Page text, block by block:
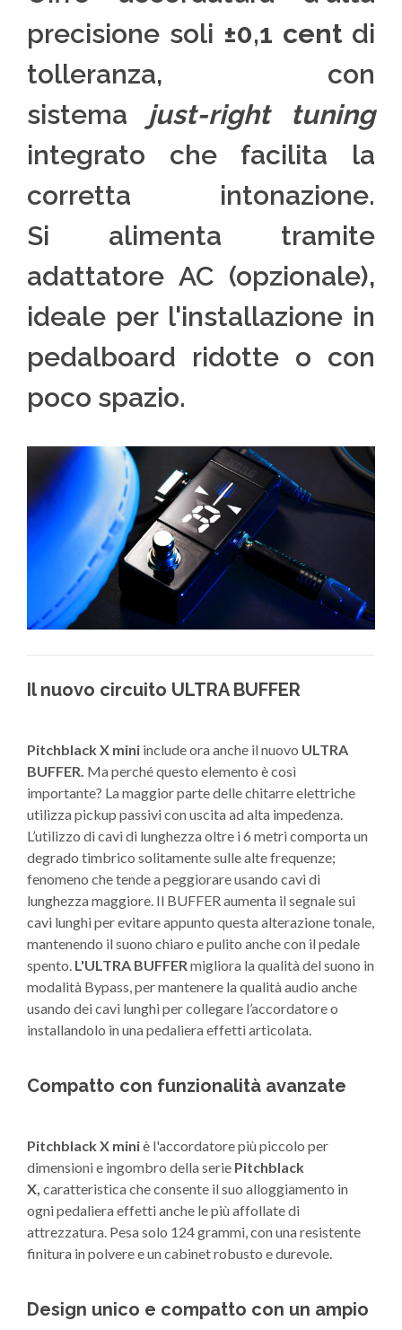
precisione soli ±0,1 cent di
tolleranza, con
sistema just-right tuning
integrato che facilita la
corretta intonazione.
Si alimenta tramite
adattatore AC (opzionale),
ideale per l'installazione in
pedalboard ridotte o con
poco spazio.
Il nuovo circuito ULTRA BUFFER
Pitchblack X mini include ora anche il nuovo ULTRA
BUFFER. Ma perché questo elemento è così
importante? La maggior parte delle chitarre elettriche
utilizza pickup passivi con uscita ad alta impedenza.
L’utilizzo di cavi di lunghezza oltre i 6 metri comporta un
degrado timbrico solitamente sulle alte frequenze;
fenomeno che tende a peggiorare usando cavi di
lunghezza maggiore. Il BUFFER aumenta il segnale sui
cavi lunghi per evitare appunto questa alterazione tonale,
mantenendo il suono chiaro e pulito anche con il pedale
spento. L'ULTRA BUFFER migliora la qualità del suono in
modalità Bypass, per mantenere la qualità audio anche
usando dei cavi lunghi per collegare l’accordatore o
installandolo in una pedaliera effetti articolata.
Compatto con funzionalità avanzate
Pitchblack X miniè l'accordatore più piccolo per
dimensioni e ingombro della serie Pitchblack
X, caratteristica che consente il suo alloggiamento in
ogni pedaliera effetti anche le più affollate di
attrezzatura. Pesa solo 124 grammi, con una resistente
finitura in polvere e un cabinet robusto e durevole.
Design unico e compatto con un ampio